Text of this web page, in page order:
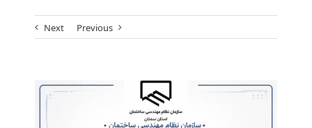
Previous
Next
View
Larger